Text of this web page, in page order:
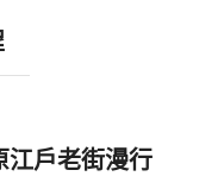
江戶老街漫行